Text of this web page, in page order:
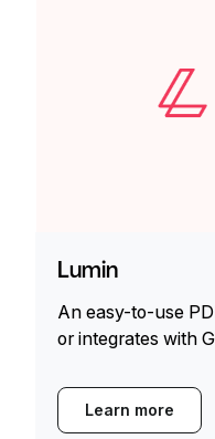
Lumin
An easy-to-use
or integrates with
Learn more